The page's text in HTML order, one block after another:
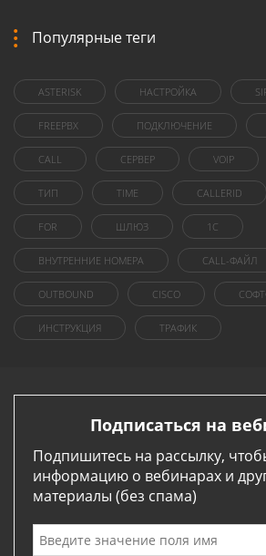
Популярные теги
ASTERISK НАСТРОЙКА
FREEPBX ПОДКЛЮЧЕНИЕ
CALL СЕРВЕР VOIP
ТИП TIME CALLERID
FOR ШЛЮЗ 1C
ВНУТРЕННИЕ НОМЕРА CALL-ФАЙЛ
OUTBOUND CISCO
ИНСТРУКЦИЯ ТРАФИК
Подписаться на
Подпишитесь на рассылку,
информацию о вебинарах и
материалы (без спама)